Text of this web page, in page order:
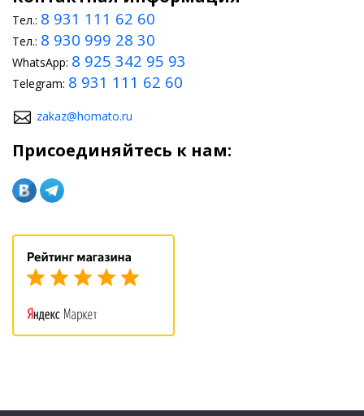
Тел.: 8 931 111 62 60
Тел.: 8 930 999 28 30
WhatsApp: 8 925 342 95 93
Telegram: 8 931 111 62 60
zakaz@homato.ru
Присоединяйтесь к нам: